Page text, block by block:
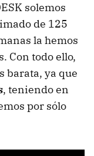
solemos
de 125
la hemos
Con todo ello,
barata, ya que
, teniendo en
por sólo